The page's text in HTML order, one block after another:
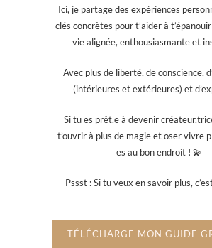
Ici, je partage des expériences
clés concrètes pour t’aider à
vie alignée, enthousiasmante et
Avec plus de liberté, de conscience,
(intérieures et extérieures) et
Si tu es prêt.e à devenir
t’ouvrir à plus de magie et oser vivre
es au bon endroit ! 💫
Pssst : Si tu veux en savoir plus,
TÉLÉCHARGE MON GUIDE